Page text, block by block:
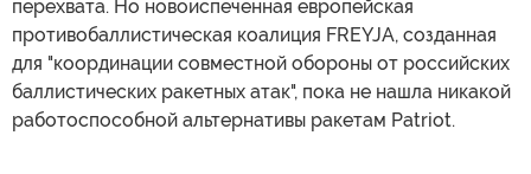
перехвата. Но новоиспеченная европейская
противобаллистическая коалиция FREYJA, созданная
для "координации совместной обороны от российских
баллистических ракетных атак", пока не нашла никакой
работоспособной альтернативы ракетам Patriot.